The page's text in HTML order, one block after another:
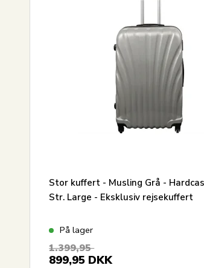
Stor kuffert - Musling Grå -
Str. Large - Eksklusiv rejsekuffert
På lager
1.399,95
899,95 DKK